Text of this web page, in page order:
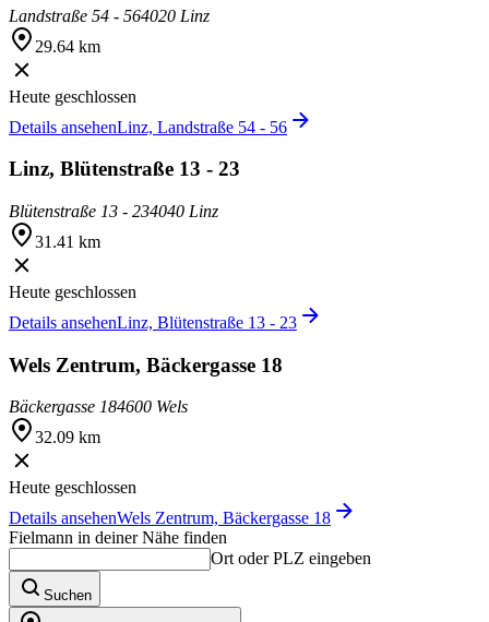
Landstraße 54 - 564020 Linz
29.64 km
Heute geschlossen
Details ansehenLinz, Landstraße 54 - 56
Linz, Blütenstraße 13 - 23
Blütenstraße 13 - 234040 Linz
31.41 km
Heute geschlossen
Details ansehenLinz, Blütenstraße 13 - 23
Wels Zentrum, Bäckergasse 18
Bäckergasse 184600 Wels
32.09 km
Heute geschlossen
Details ansehenWels Zentrum, Bäckergasse 18
Fielmann in deiner Nähe finden
Ort oder PLZ eingeben
Suchen